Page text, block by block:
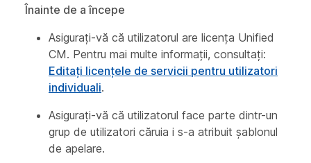
Înainte de a începe
Asigurați-vă că utilizatorul are licența Unified
CM. Pentru mai multe informații, consultați:
Editați licențele de servicii pentru utilizatori
individuali.
Asigurați-vă că utilizatorul face parte dintr-un
grup de utilizatori căruia i s-a atribuit șablonul
de apelare.